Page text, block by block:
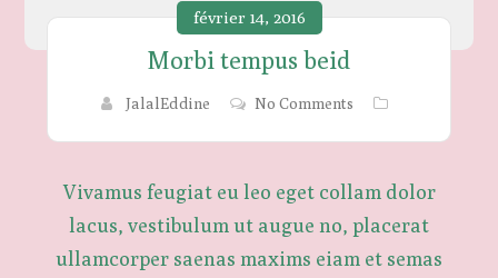
février 14, 2016
Morbi tempus beid
JalalEddine No Comments
Vivamus feugiat eu leo eget collam dolor
lacus, vestibulum ut augue no, placerat
ullamcorper saenas maxims eiam et semas